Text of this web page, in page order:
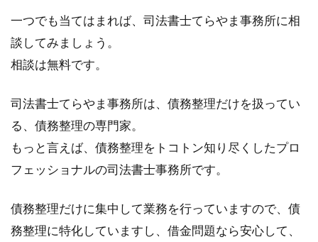
一つでも当てはまれば、司法書士てらやま事務所に相
談してみましょう。
相談は無料です。
司法書士てらやま事務所は、債務整理だけを扱ってい
る、債務整理の専門家。
もっと言えば、債務整理をトコトン知り尽くしたプロ
フェッショナルの司法書士事務所です。
債務整理だけに集中して業務を行っていますので、債
務整理に特化していますし、借金問題なら安心して、